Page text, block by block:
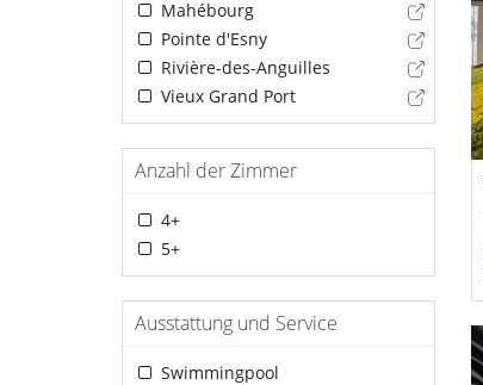
Mahébourg
Pointe d'Esny
Rivière-des-Anguilles
Vieux Grand Port
Anzahl der Zimmer
4+
5+
Ausstattung und Service
Swimmingpool